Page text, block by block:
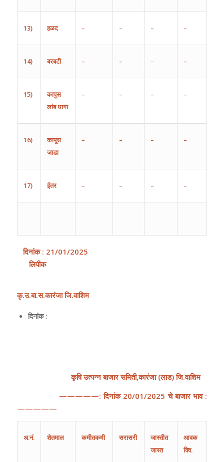
13) हळद – – – –
14) बरबटी – – – –
15)
कापुस
लांबधागा
– – – –
16)
कापूस
जाडा
– – – –
17) ईतर – – – –
दिनांक : 21/01/2025
लिपीक
कृ.उ.बा.स.कारंजा जि.वाशिम
दिनांक :
कृषि उत्पन्न बाजार समिती,कारंजा(लाड)जि.वाशिम
—————:दिनांक 20/01/2025 चे बाजार भाव:
—————
अ.नं. शेतमाल कमीतकमी सरासरी
जास्तीत
जास्त
आवक
क्वि.